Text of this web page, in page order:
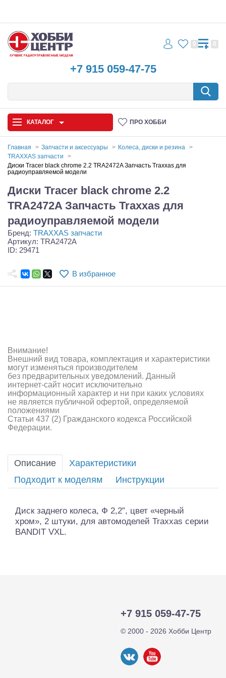
+7 915 059-47-75
0 0
КАТАЛОГ ПРО ХОББИ
Автомодели
Запчасти и аксессуары
Игрушки
Самолеты
Квадрокоптеры
Судомодели
Зарядные устройства и блоки питания
Двигатели
Технические жидкости
Инструмент,измерительные приборы,расходники
Главная Запчасти и аксессуары
Колеса, диски и резина
TRAXXAS запчасти
Диски Tracer black chrome 2.2 TRA2472A Запчасть Traxxas для
радиоуправляемой модели
Диски Tracer black chrome 2.2
TRA2472A Запчасть Traxxas для
радиоуправляемой модели
Бренд: TRAXXAS запчасти
Артикул: TRA2472A
ID: 29471
В избранное
Внимание!
Внешний вид товара, комплектация и характеристики
могут изменяться производителем
без предварительных уведомлений. Данный
интернет-сайт носит исключительно
информационный характер и ни при каких условиях
не является публичной офертой, определяемой
положениями
Статьи 437 (2) Гражданского кодекса Российской
Федерации.
Описание
Характеристики
Подходит к моделям
Инструкции
Диск заднего колеса, Ф 2,2”, цвет «черный
хром», 2 штуки, для автомоделей Traxxas серии
BANDIT VXL.
+7 915 059-47-75
© 2000 - 2026 Хобби Центр